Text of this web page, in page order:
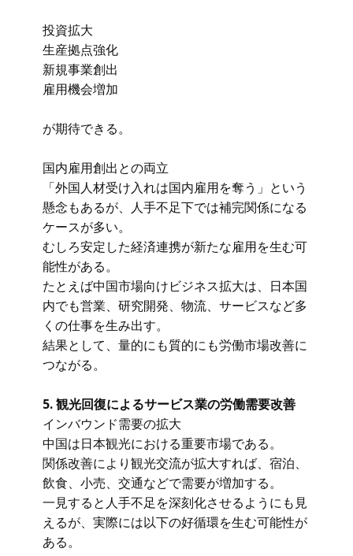
投資拡大
生産拠点強化
新規事業創出
雇用機会増加
が期待できる。
国内雇用創出との両立
「外国人材受け入れは国内雇用を奪う」という
懸念もあるが、人手不足下では補完関係になる
ケースが多い。
むしろ安定した経済連携が新たな雇用を生む可
能性がある。
たとえば中国市場向けビジネス拡大は、日本国
内でも営業、研究開発、物流、サービスなど多
くの仕事を生み出す。
結果として、量的にも質的にも労働市場改善に
つながる。
5. 観光回復によるサービス業の労働需要改善
インバウンド需要の拡大
中国は日本観光における重要市場である。
関係改善により観光交流が拡大すれば、宿泊、
飲食、小売、交通などで需要が増加する。
一見すると人手不足を深刻化させるようにも見
えるが、実際には以下の好循環を生む可能性が
ある。